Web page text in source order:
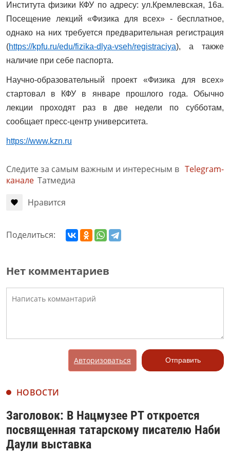
Института физики КФУ по адресу: ул.Кремлевская, 16а.
Посещение лекций «Физика для всех» - бесплатное,
однако на них требуется предварительная регистрация
(https://kpfu.ru/edu/fizika-dlya-vseh/registraciya), а также
наличие при себе паспорта.
Научно-образовательный проект «Физика для всех»
стартовал в КФУ в январе прошлого года. Обычно
лекции проходят раз в две недели по субботам,
сообщает пресс-центр университета.
https://www.kzn.ru
Следите за самым важным и интересным в Telegram-
канале Татмедиа
Нравится
Поделиться:
Нет комментариев
Авторизоваться Отправить
НОВОСТИ
Заголовок: В Нацмузее РТ откроется
посвященная татарскому писателю Наби
Даули выставка